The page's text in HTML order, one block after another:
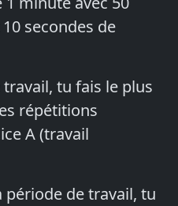
secondes de
tu fais le plus
répétitions
A (travail
période de travail, tu